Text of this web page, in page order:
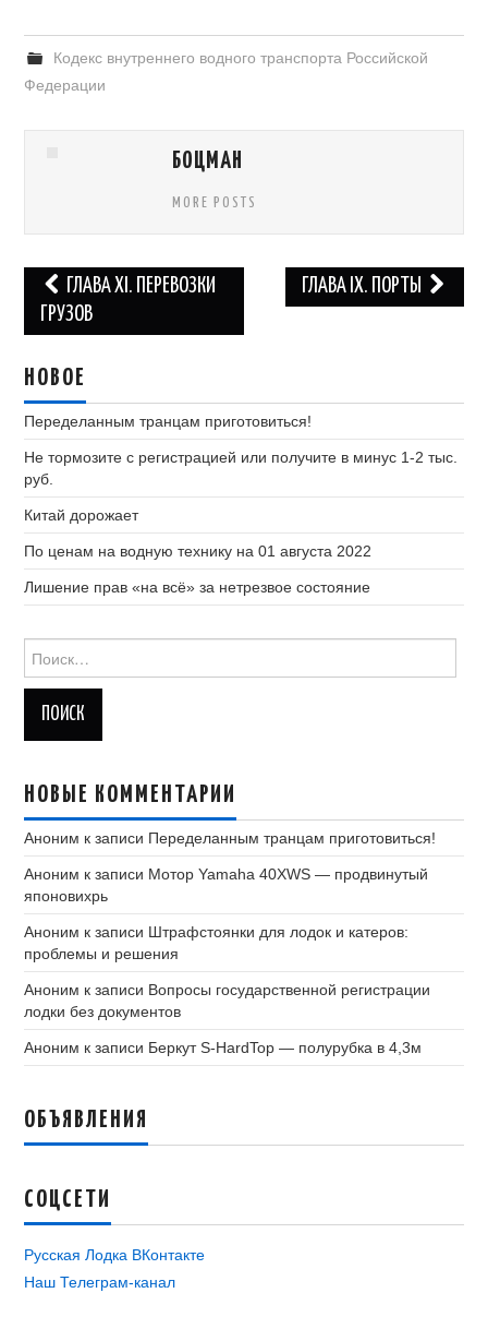
Кодекс внутреннего водного транспорта Российской
Федерации
БОЦМАН
MORE POSTS
Навигация
по
ГЛАВА XI. ПЕРЕВОЗКИ
ГРУЗОВ
ГЛАВА IX. ПОРТЫ
НОВОЕ
Переделанным транцам приготовиться!
Не тормозите с регистрацией или получите в минус 1-2 тыс.
руб.
Китай дорожает
По ценам на водную технику на 01 августа 2022
Лишение прав «на всё» за нетрезвое состояние
НОВЫЕ КОММЕНТАРИИ
Аноним к записи Переделанным транцам приготовиться!
Аноним к записи Мотор Yamaha 40XWS — продвинутый
японовихрь
Аноним к записи Штрафстоянки для лодок и катеров:
проблемы и решения
Аноним к записи Вопросы государственной регистрации
лодки без документов
Аноним к записи Беркут S-HardTop — полурубка в 4,3м
ОБЪЯВЛЕНИЯ
СОЦСЕТИ
Русская Лодка ВКонтакте
Наш Телеграм-канал